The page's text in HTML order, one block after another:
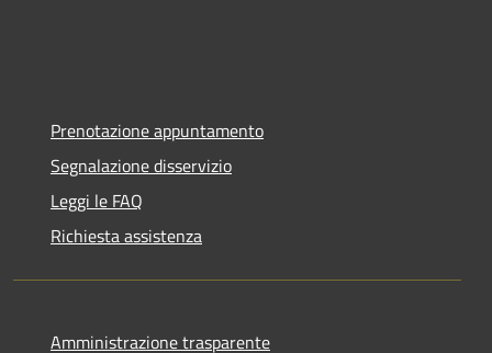
Prenotazione appuntamento
Segnalazione disservizio
Leggi le FAQ
Richiesta assistenza
Amministrazione trasparente